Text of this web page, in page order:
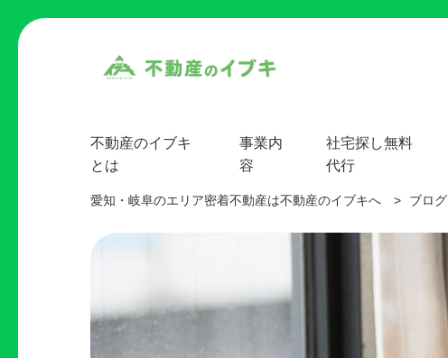
不動産のイブキ
とは
事業内
容
社宅探し無料
代行
愛知・岐阜のエリア密着不動産は不動産のイブキへ > ブログ